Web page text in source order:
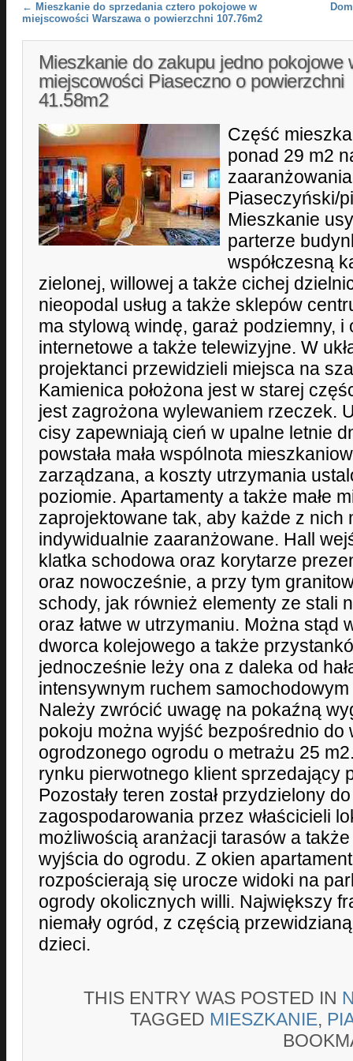
Post navigation
← Mieszkanie do sprzedania cztero pokojowe w
miejscowości Warszawa o powierzchni 107.76m2
Mieszkanie do zakupu jedno pokojowe
miejscowości Piaseczno o powierzchni
41.58m2
Część
ponad 29 m2
Piaseczyński/
Mieszkanie
parterze
współczesną
zielonej, willowej a także cichej
nieopodal usług a także sklepów
ma stylową windę, garaż podziemny, i
internetowe a także telewizyjne. W
projektanci przewidzieli miejsca na
Kamienica położona jest w starej
jest zagrożona wylewaniem rzeczek.
cisy zapewniają cień w upalne letnie
powstała mała wspólnota
zarządzana, a koszty utrzymania
poziomie. Apartamenty a także małe
zaprojektowane tak, aby każde z nich
indywidualnie zaaranżowane. Hall
klatka schodowa oraz korytarze
oraz nowocześnie, a przy tym
schody, jak również elementy ze stali
oraz łatwe w utrzymaniu. Można stąd
dworca kolejowego a także
jednocześnie leży ona z daleka od
intensywnym ruchem
Należy zwrócić uwagę na pokaźną
pokoju można wyjść bezpośrednio do
ogrodzonego ogrodu o metrażu 25
rynku pierwotnego klient sprzedający
Pozostały teren został przydzielony
zagospodarowania przez właścicieli
możliwością aranżacji tarasów a
wyjścia do ogrodu. Z okien
rozpościerają się urocze widoki na
ogrody okolicznych willi. Największy
niemały ogród, z częścią
dzieci.
THIS ENTRY WAS POSTED IN
TAGGED MIESZKANIE,